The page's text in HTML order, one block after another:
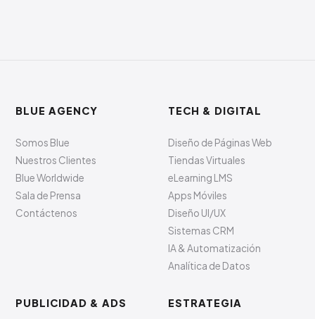
BLUE AGENCY
Somos Blue
Nuestros Clientes
Blue Worldwide
Sala de Prensa
Contáctenos
TECH & DIGITAL
Diseño de Páginas Web
Tiendas Virtuales
eLearning LMS
Apps Móviles
Diseño UI/UX
Sistemas CRM
IA & Automatización
Analítica de Datos
PUBLICIDAD & ADS ESTRATEGIA